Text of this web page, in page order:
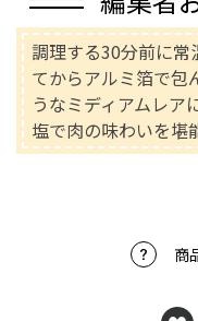
調理する30分前に常
てからアルミ箔で包
うなミディアムレア
塩で肉の味わいを堪
商